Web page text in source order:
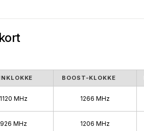
BOOST-KLOKKE
1120 MHz 1266 MHz
926 MHz 1206 MHz